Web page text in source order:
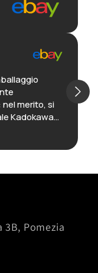
merito, si
Kadokawa
con
molto
3B, Pomezia